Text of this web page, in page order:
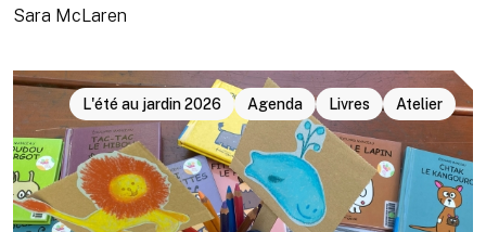
Sara McLaren
L'été au jardin 2026 Agenda Livres Atelier